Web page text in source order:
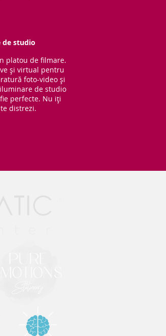
de studio
platou de filmare.
și virtual pentru
foto-video și
de studio
perfecte. Nu iți
distrezi.